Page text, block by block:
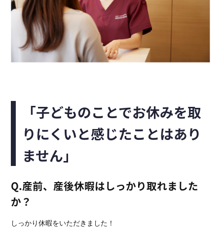
「子どものことでお休みを取
りにくいと感じたことはあり
ません」
Q.産前、産後休暇はしっかり取れました
か？
しっかり休暇をいただきました！